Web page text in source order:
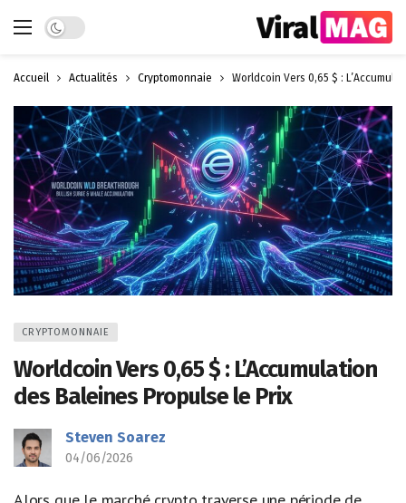
Dark mode
Accueil Actualités Cryptomonnaie Worldcoin Vers 0,65 $ :
CRYPTOMONNAIE
Worldcoin Vers 0,65 $ : L’Accumulation
des Baleines Propulse le Prix
Steven Soarez
04/06/2026